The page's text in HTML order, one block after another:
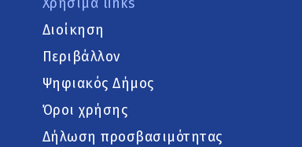
Χρήσιμα links
Διοίκηση
Περιβάλλον
Ψηφιακός Δήμος
Όροι χρήσης
Δήλωση προσβασιμότητας